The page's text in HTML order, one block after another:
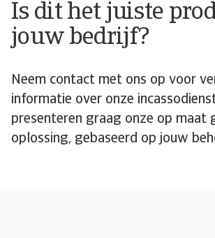
Is dit het juiste
jouw bedrijf?
Neem contact met ons op voor
informatie over onze
presenteren graag onze op maat
oplossing, gebaseerd op jouw